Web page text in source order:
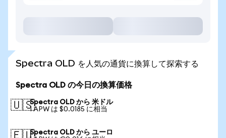
Spectra OLD を人気の通貨に換算して探索する
Spectra OLD の今日の換算価格
🇺🇸Spectra OLD から 米ドル
1 APW は $0.0185 に相当
Spectra OLD から ユーロ